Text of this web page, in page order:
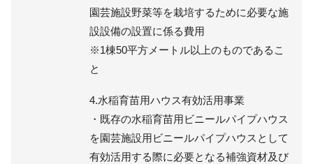
園芸施設野菜等を栽培するために必要な施
設設備の設置に係る費用
※1棟50平方メートル以上のものであるこ
と
4.水稲育苗用ハウス有効活用事業
・既存の水稲育苗用ビニールパイプハウス
を園芸施設用ビニールパイプハウスとして
有効活用する際に必要となる補強資材及び